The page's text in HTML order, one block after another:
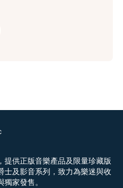
提供正版音樂產品及限量珍藏版
士及影音系列，致力為樂迷與收
家發售。